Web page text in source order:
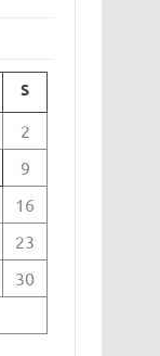
S
2
9
16
23
30